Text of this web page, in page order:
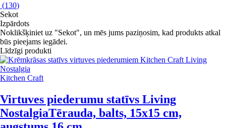
(130)
Sekot
Izpārdots
Noklikšķiniet uz "Sekot", un mēs jums paziņosim, kad produkts atkal
būs pieejams iegādei.
Līdzīgi produkti
Kitchen Craft
Virtuves piederumu statīvs Living
NostalgiaTērauda, balts, 15x15 cm,